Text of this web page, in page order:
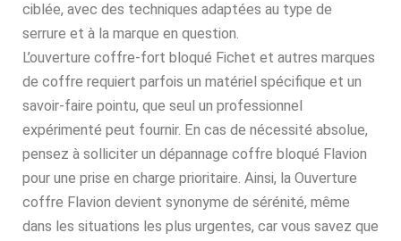
ciblée, avec des techniques adaptées au type de
serrure et à la marque en question.
L’ouverture coffre-fort bloqué Fichet et autres marques
de coffre requiert parfois un matériel spécifique et un
savoir-faire pointu, que seul un professionnel
expérimenté peut fournir. En cas de nécessité absolue,
pensez à solliciter un dépannage coffre bloqué Flavion
pour une prise en charge prioritaire. Ainsi, la Ouverture
coffre Flavion devient synonyme de sérénité, même
dans les situations les plus urgentes, car vous savez que